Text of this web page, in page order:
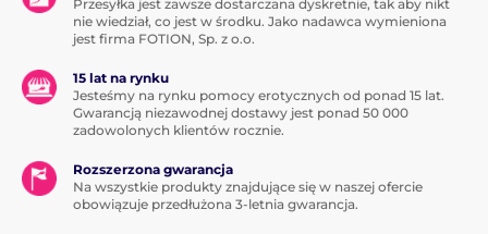
Przesyłka jest zawsze dostarczana dyskretnie, tak aby nikt
nie wiedział, co jest w środku. Jako nadawca wymieniona
jest firma FOTION, Sp. z o.o.
15 lat na rynku
Jesteśmy na rynku pomocy erotycznych od ponad 15 lat.
Gwarancją niezawodnej dostawy jest ponad 50 000
zadowolonych klientów rocznie.
Rozszerzona gwarancja
Na wszystkie produkty znajdujące się w naszej ofercie
obowiązuje przedłużona 3-letnia gwarancja.